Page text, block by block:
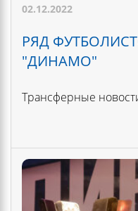
02.12.2022
РЯД
"ДИНАМО"
Трансферные